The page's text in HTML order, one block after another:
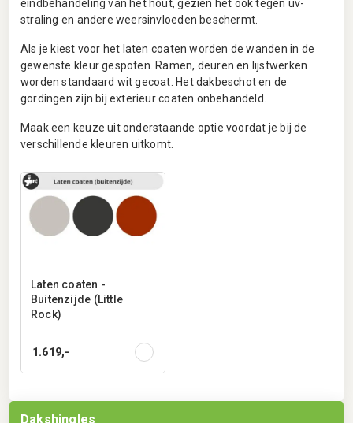
eindbehandeling van het hout, gezien het ook tegen uv-
straling en andere weersinvloeden beschermt.
Als je kiest voor het laten coaten worden de wanden in de
gewenste kleur gespoten. Ramen, deuren en lijstwerken
worden standaard wit gecoat. Het dakbeschot en de
gordingen zijn bij exterieur coaten onbehandeld.
Maak een keuze uit onderstaande optie voordat je bij de
verschillende kleuren uitkomt.
Laten coaten -
Buitenzijde (Little
Rock)
1.619,-
Dakshingles